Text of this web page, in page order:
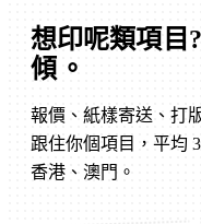
想印呢類項目?
傾 。
報價、紙樣寄送、打
跟住你個項目，平均
香港、澳門。